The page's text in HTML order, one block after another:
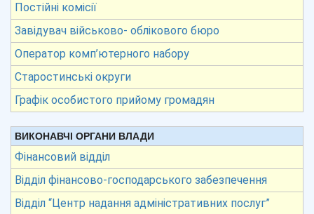
Постійні комісії
Завідувач військово- облікового бюро
Оператор комп’ютерного набору
Старостинські округи
Графік особистого прийому громадян
ВИКОНАВЧІ ОРГАНИ ВЛАДИ
Фінансовий відділ
Відділ фінансово-господарського забезпечення
Відділ “Центр надання адміністративних послуг”